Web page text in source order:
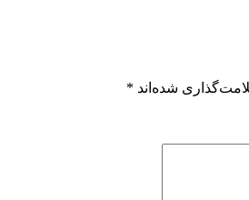
شده‌اند *